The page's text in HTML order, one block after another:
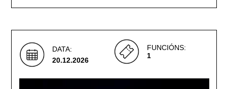
DATA:
20.12.2026
FUNCIÓNS:
1